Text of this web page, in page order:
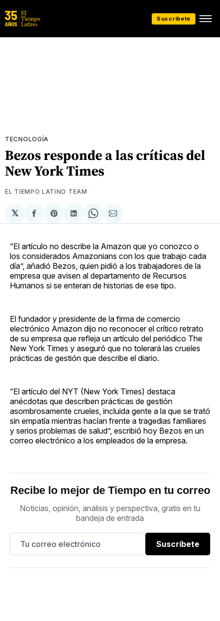
Suscríbete
TECNOLOGÍA
Bezos responde a las críticas del
New York Times
EL TIEMPO LATINO TEAM
𝕏
Compartir
en
Share
on
Compartir
en
Share
on
Compartir
via
“El artículo no describe la Amazon que yo conozco o
los considerados Amazonians con los que trabajo cada
día”, añadió Bezos, quien pidió a los trabajadores de la
empresa que avisen al departamento de Recursos
Humanos si se enteran de historias de ese tipo.
El fundador y presidente de la firma de comercio
electrónico Amazon dijo no reconocer el crítico retrato
de su empresa que refleja un artículo del periódico The
New York Times y aseguró que no tolerará las crueles
prácticas de gestión que describe el diario.
“El artículo del NYT (New York Times) destaca
anécdotas que describen prácticas de gestión
asombrosamente crueles, incluida gente a la que se trató
sin empatía mientras hacían frente a tragedias familiares
y serios problemas de salud”, escribió hoy Bezos en un
correo electrónico a los empleados de la empresa.
Recibe lo mejor de Tiempo en tu correo
Noticias, opinión, análisis y perspectiva, gratis en tu
bandeja de entrada
Suscríbete